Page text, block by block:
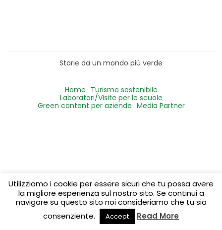
Storie da un mondo più verde
Home Turismo sostenibile
Laboratori/Visite per le scuole
Green content per aziende Media Partner
Utilizziamo i cookie per essere sicuri che tu possa avere
la migliore esperienza sul nostro sito. Se continui a
navigare su questo sito noi consideriamo che tu sia
consenziente.
Accept Read More